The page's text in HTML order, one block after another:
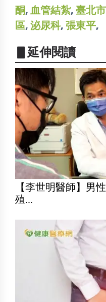
酮, 血管結紮, 臺北
區, 泌尿科, 張東平,
▋延伸閱讀
【李世明醫師】男
殖...